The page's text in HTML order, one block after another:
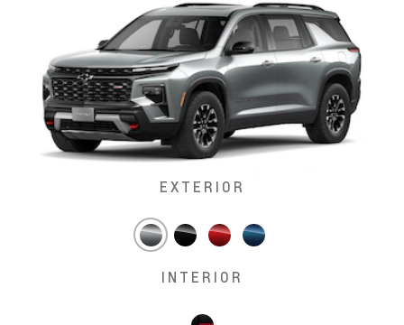
EXTERIOR
INTERIOR